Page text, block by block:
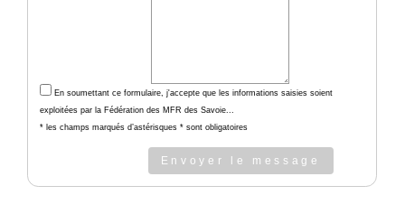
En soumettant ce formulaire, j'accepte que les informations saisies soient
exploitées par la Fédération des MFR des Savoie...
* les champs marqués d’astérisques * sont obligatoires
Envoyer le message